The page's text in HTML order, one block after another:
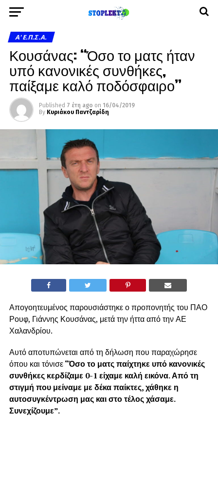
A' Ε.Π.Σ.Α.
Κουσάνας: “Όσο το ματς ήταν
υπό κανονικές συνθήκες,
παίξαμε καλό ποδόσφαιρο”
Published 7 έτη ago on 16/04/2019
By Κυριάκου Παντζαρίδη
Απογοητευμένος παρουσιάστηκε ο προπονητής του ΠΑΟ
Ρουφ, Γιάννης Κουσάνας, μετά την ήττα από την ΑΕ
Χαλανδρίου.
Αυτό αποτυπώνεται από τη δήλωση που παραχώρησε
όπου και τόνισε“Όσο το ματς παίχτηκε υπό κανονικές
συνθήκες κερδίζαμε 0-1 είχαμε καλή εικόνα. Από τη
στιγμή που μείναμε με δέκα παίκτες, χάθηκε η
αυτοσυγκέντρωση μας και στο τέλος χάσαμε.
Συνεχίζουμε”.